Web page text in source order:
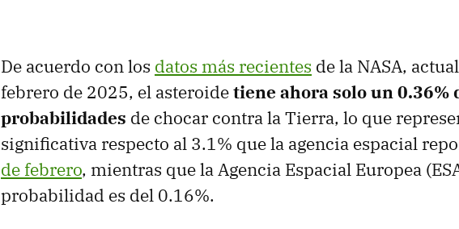
De acuerdo con los datos más recientes de la NASA,
febrero de 2025, el asteroidetiene ahora solo un 0.36%
probabilidades de chocar contra la Tierra, lo que
significativa respecto al 3.1% que la agencia espacial
de febrero, mientras que la Agencia Espacial Europea
probabilidad es del 0.16%.